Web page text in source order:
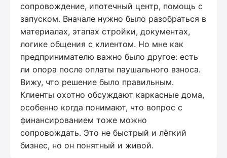
сопровождение, ипотечный центр, помощь с
запуском. Вначале нужно было разобраться в
материалах, этапах стройки, документах,
логике общения с клиентом. Но мне как
предпринимателю важно было другое: есть
ли опора после оплаты паушального взноса.
Вижу, что решение было правильным.
Клиенты охотно обсуждают каркасные дома,
особенно когда понимают, что вопрос с
финансированием тоже можно
сопровождать. Это не быстрый и лёгкий
бизнес, но он понятный и живой.